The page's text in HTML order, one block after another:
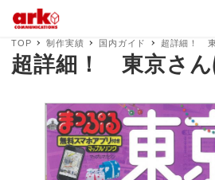
TOP 制作実績 国内ガイド 超詳細！
超詳細！ 東京さん